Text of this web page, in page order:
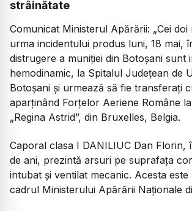
strâinătate
Comunicat Ministerul Apărării: „Cei
urma incidentului produs luni, 18 mai,
distrugere a muniției din Botoșani sunt
hemodinamic, la Spitalul Județean de
Botoșani și urmează să fie transferați
aparținând Forțelor Aeriene Române
„Regina Astrid”, din Bruxelles, Belgia.
Caporal clasa I DANILIUC Dan Florin,
de ani, prezintă arsuri pe suprafața
intubat și ventilat mecanic. Acesta este
cadrul Ministerului Apărării Naționale